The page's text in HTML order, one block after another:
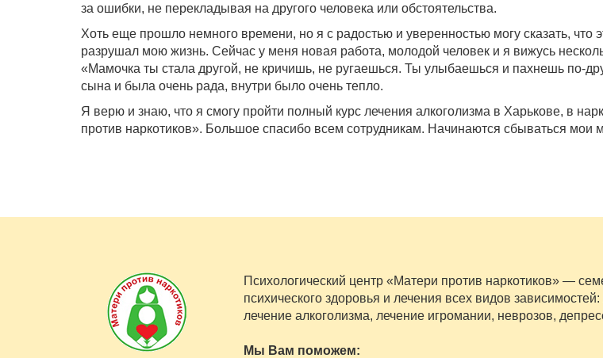
за ошибки, не перекладывая на другого человека или обстоятельства.
Хоть еще прошло немного времени, но я с радостью и уверенностью могу сказать, что
разрушал мою жизнь. Сейчас у меня новая работа, молодой человек и я вижусь
«Мамочка ты стала другой, не кричишь, не ругаешься. Ты улыбаешься и пахнешь по-
сына и была очень рада, внутри было очень тепло.
Я верю и знаю, что я смогу пройти полный курс лечения алкоголизма в Харькове, в
против наркотиков». Большое спасибо всем сотрудникам. Начинаются сбываться мои
Психологический центр «Матери против наркотиков» —
психического здоровья и лечения всех видов
лечение алкоголизма, лечение игромании, неврозов,
Мы Вам поможем: